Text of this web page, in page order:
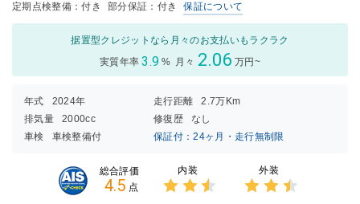
定期点検整備：付き 部分保証：付き 保証について
据置型クレジットなら月々のお支払いもラクラク
実質年率 3.9 % 月々 2.06 万円~
年式 2024年 走行距離
2.7万Km
排気量
2000cc 修復歴
なし
車検
車検整備付 保証付：24ヶ月・走行無制限
総合評価
4.5 点
内装 外装